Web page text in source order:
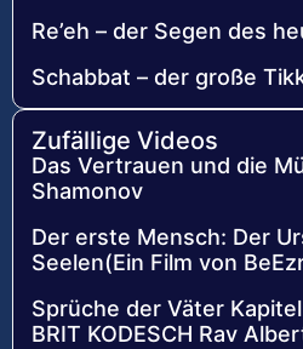
Re’eh – der Segen des
Schabbat – der große
Zufällige Videos
Das Vertrauen und die
Shamonov
Der erste Mensch: Der
Seelen(Ein Film von
Sprüche der Väter
BRIT KODESCH Rav